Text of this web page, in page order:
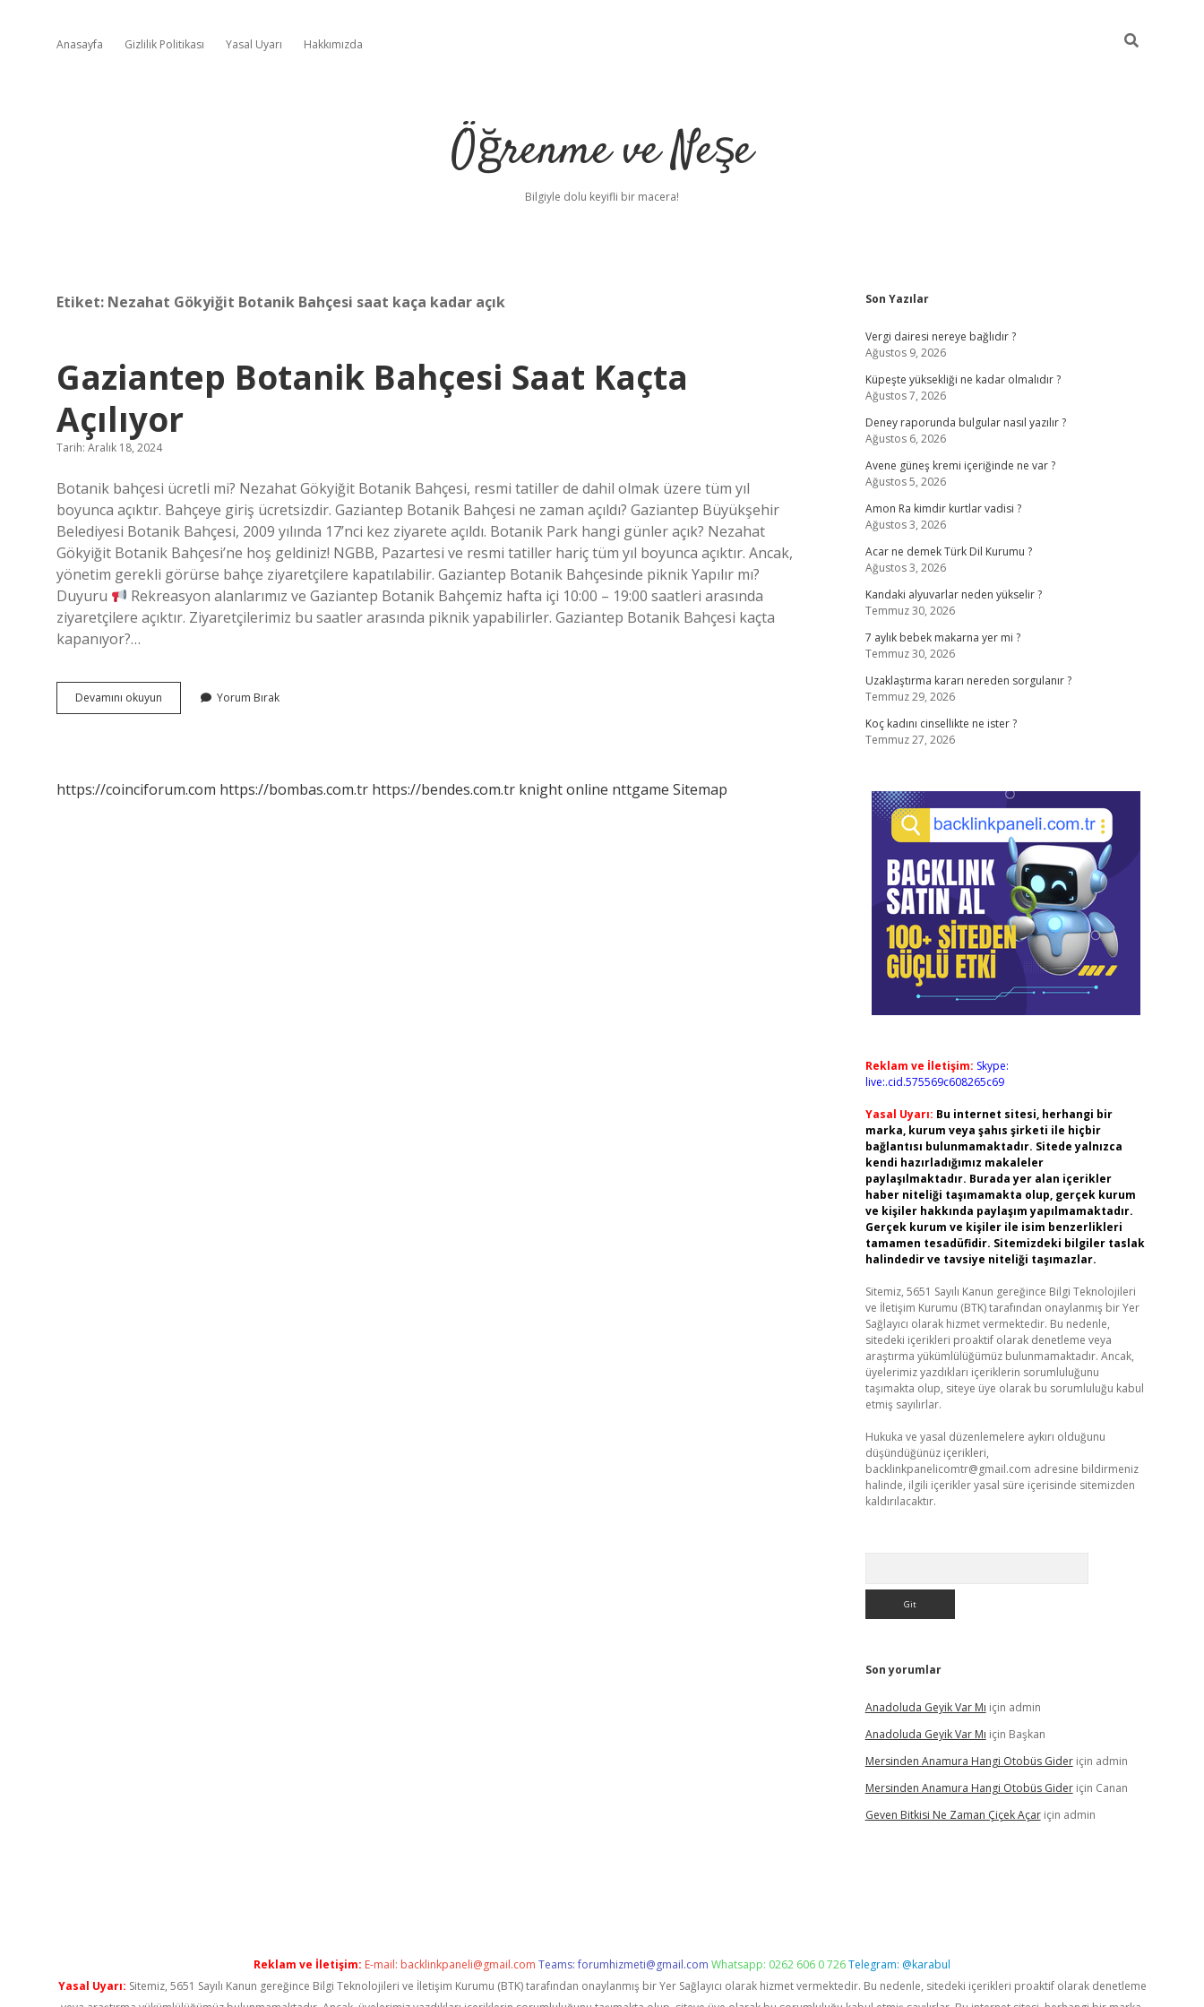
Anasayfa Gizlilik Politikası Yasal Uyarı Hakkımızda
Öğrenme ve Neşe
Bilgiyle dolu keyifli bir macera!
Etiket: Nezahat Gökyiğit Botanik Bahçesi saat kaça kadar açık
Gaziantep Botanik Bahçesi Saat Kaçta
Açılıyor
Tarih: Aralık 18, 2024
Botanik bahçesi ücretli mi? Nezahat Gökyiğit Botanik Bahçesi, resmi tatiller de dahil olmak üzere tüm yıl
boyunca açıktır. Bahçeye giriş ücretsizdir. Gaziantep Botanik Bahçesi ne zaman açıldı? Gaziantep Büyükşehir
Belediyesi Botanik Bahçesi, 2009 yılında 17’nci kez ziyarete açıldı. Botanik Park hangi günler açık? Nezahat
Gökyiğit Botanik Bahçesi’ne hoş geldiniz! NGBB, Pazartesi ve resmi tatiller hariç tüm yıl boyunca açıktır. Ancak,
yönetim gerekli görürse bahçe ziyaretçilere kapatılabilir. Gaziantep Botanik Bahçesinde piknik Yapılır mı?
Duyuru
Rekreasyon alanlarımız ve Gaziantep Botanik Bahçemiz hafta içi 10:00 – 19:00 saatleri arasında
ziyaretçilere açıktır. Ziyaretçilerimiz bu saatler arasında piknik yapabilirler. Gaziantep Botanik Bahçesi kaçta
kapanıyor?…
Devamını okuyun Gaziantep
Botanik
Yorum Bırak
https://coinciforum.com https://bombas.com.tr https://bendes.com.tr knight online nttgame Sitemap
Sidebar
Son Yazılar
Vergi dairesi nereye bağlıdır ?
Ağustos 9, 2026
Küpeşte yüksekliği ne kadar olmalıdır ?
Ağustos 7, 2026
Deney raporunda bulgular nasıl yazılır ?
Ağustos 6, 2026
Avene güneş kremi içeriğinde ne var ?
Ağustos 5, 2026
Amon Ra kimdir kurtlar vadisi ?
Ağustos 3, 2026
Acar ne demek Türk Dil Kurumu ?
Ağustos 3, 2026
Kandaki alyuvarlar neden yükselir ?
Temmuz 30, 2026
7 aylık bebek makarna yer mi ?
Temmuz 30, 2026
Uzaklaştırma kararı nereden sorgulanır ?
Temmuz 29, 2026
Koç kadını cinsellikte ne ister ?
Temmuz 27, 2026
Reklam ve İletişim: Skype:
live:.cid.575569c608265c69
Yasal Uyarı: Bu internet sitesi, herhangi bir
marka, kurum veya şahıs şirketi ile hiçbir
bağlantısı bulunmamaktadır. Sitede yalnızca
kendi hazırladığımız makaleler
paylaşılmaktadır. Burada yer alan içerikler
haber niteliği taşımamakta olup, gerçek kurum
ve kişiler hakkında paylaşım yapılmamaktadır.
Gerçek kurum ve kişiler ile isim benzerlikleri
tamamen tesadüfidir. Sitemizdeki bilgiler taslak
halindedir ve tavsiye niteliği taşımazlar.
Sitemiz, 5651 Sayılı Kanun gereğince Bilgi Teknolojileri
ve İletişim Kurumu (BTK) tarafından onaylanmış bir Yer
Sağlayıcı olarak hizmet vermektedir. Bu nedenle,
sitedeki içerikleri proaktif olarak denetleme veya
araştırma yükümlülüğümüz bulunmamaktadır. Ancak,
üyelerimiz yazdıkları içeriklerin sorumluluğunu
taşımakta olup, siteye üye olarak bu sorumluluğu kabul
etmiş sayılırlar.
Hukuka ve yasal düzenlemelere aykırı olduğunu
düşündüğünüz içerikleri,
backlinkpanelicomtr@gmail.com adresine bildirmeniz
halinde, ilgili içerikler yasal süre içerisinde sitemizden
kaldırılacaktır.
Son yorumlar
Anadoluda Geyik Var Mı için admin
Anadoluda Geyik Var Mı için Başkan
Mersinden Anamura Hangi Otobüs Gideriçin admin
Mersinden Anamura Hangi Otobüs Gideriçin Canan
Geven Bitkisi Ne Zaman Çiçek Açariçin admin
Reklam ve İletişim: E-mail: backlinkpaneli@gmail.com Teams:forumhizmeti@gmail.com Whatsapp: 0262 606 0 726Telegram: @karabul
Yasal Uyarı: Sitemiz, 5651 Sayılı Kanun gereğince Bilgi Teknolojileri ve İletişim Kurumu (BTK) tarafından onaylanmış bir Yer Sağlayıcı olarak hizmet vermektedir. Bu nedenle, sitedeki içerikleri proaktif olarak denetleme